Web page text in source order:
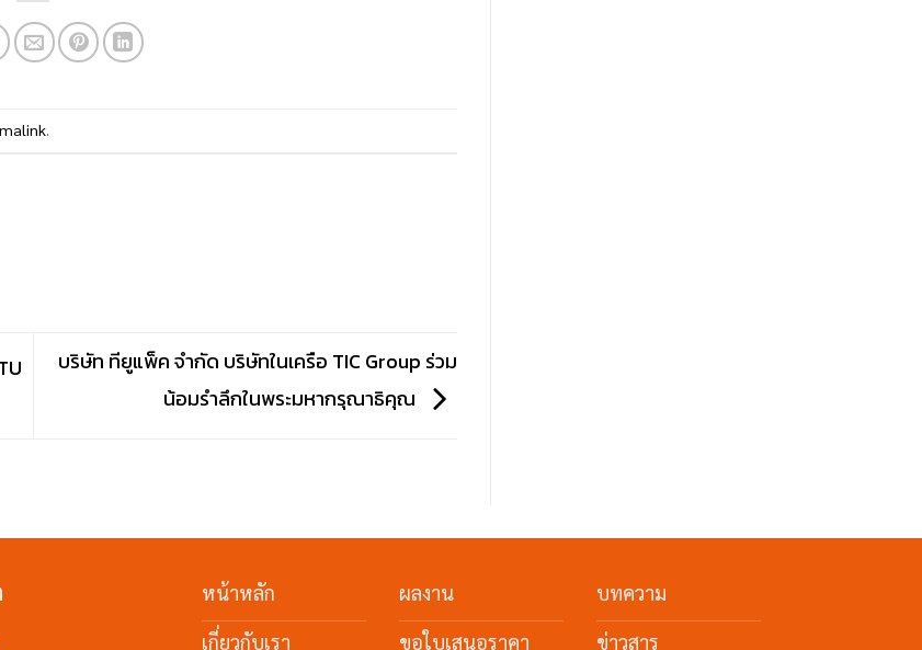
.
บริษัท ทียูแพ็ค จำกัด บริษัทในเครือ TIC Group ร่วม
น้อมรำลึกในพระมหากรุณาธิคุณ
หน้าหลัก
เกี่ยวกับเรา
ผลงาน
ขอใบเสนอราคา
บทความ
ข่าวสาร